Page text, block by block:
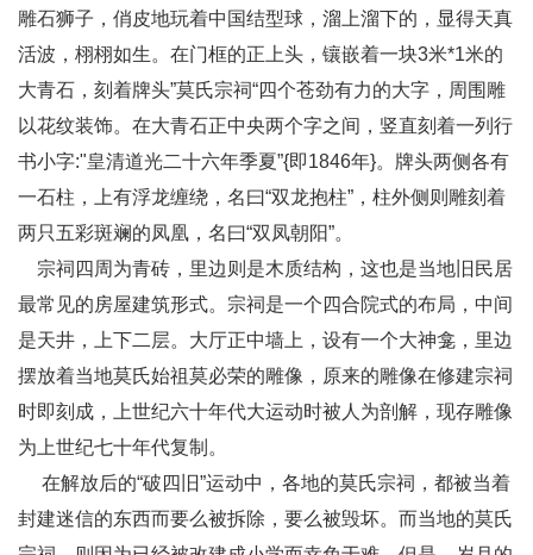
雕石狮子，俏皮地玩着中国结型球，溜上溜下的，显得天真
活波，栩栩如生。在门框的正上头，镶嵌着一块3米*1米的
大青石，刻着牌头”莫氏宗祠“四个苍劲有力的大字，周围雕
以花纹装饰。在大青石正中央两个字之间，竖直刻着一列行
书小字:"皇清道光二十六年季夏”{即1846年}。牌头两侧各有
一石柱，上有浮龙缠绕，名曰“双龙抱柱”，柱外侧则雕刻着
两只五彩斑斓的凤凰，名曰“双凤朝阳”。
宗祠四周为青砖，里边则是木质结构，这也是当地旧民居
最常见的房屋建筑形式。宗祠是一个四合院式的布局，中间
是天井，上下二层。大厅正中墙上，设有一个大神龛，里边
摆放着当地莫氏始祖莫必荣的雕像，原来的雕像在修建宗祠
时即刻成，上世纪六十年代大运动时被人为剖解，现存雕像
为上世纪七十年代复制。
在解放后的“破四旧”运动中，各地的莫氏宗祠，都被当着
封建迷信的东西而要么被拆除，要么被毁坏。而当地的莫氏